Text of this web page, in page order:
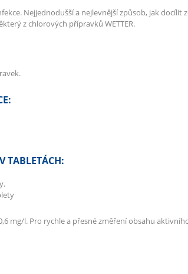
Nejjednodušší a nejlevnější způsob, jak docílit
z chlorových přípravků WETTER.
TABLETÁCH:
mg/l. Pro rychle a přesné změření obsahu